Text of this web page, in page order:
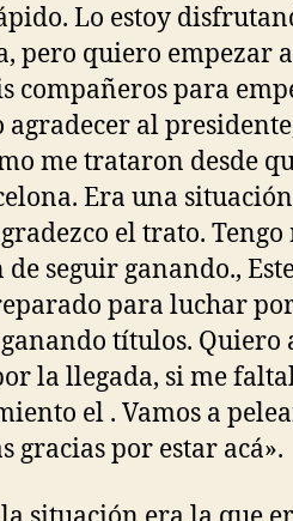
Lo estoy
pero quiero empezar
compañeros para
agradecer al
me trataron desde
Era una
el trato.
seguir ganando.,
para luchar
títulos. Quiero
la llegada, si me
el . Vamos a
gracias por estar acá».